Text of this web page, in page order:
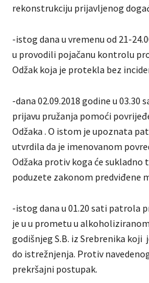
rekonstrukciju prijavljenog
-istog dana u vremenu od 21-
u provodili pojačanu kontrolu
Odžak koja je protekla bez
-dana 02.09.2018 godine u 03.30
prijavu pružanja pomoći
Odžaka . O istom je upoznata
utvrdila da je imenovanom
Odžaka protiv koga će sukladno
poduzete zakonom predviđene
-istog dana u 01.20 sati patrola
je u u prometu u
godišnjeg S.B. iz Srebrenika koji
do istrežnjenja. Protiv
prekršajni postupak.